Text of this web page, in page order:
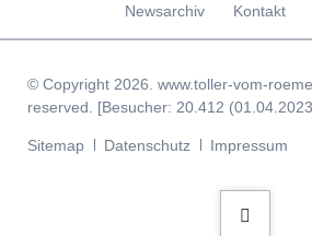
Newsarchiv Kontakt
© Copyright 2026. www.toller-vom-
reserved. [Besucher: 20.412
Navigation
Sitemap Datenschutz Impressum